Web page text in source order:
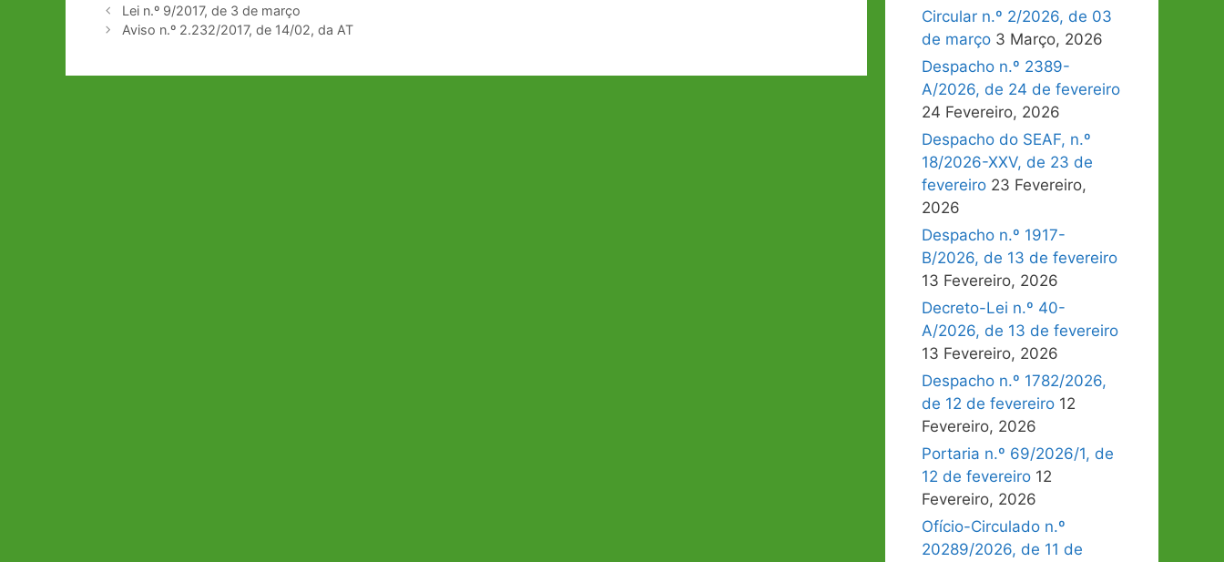
Navegação
de
Lei n.º 9/2017, de 3 de março
Aviso n.º 2.232/2017, de 14/02, da AT
Circular n.º 2/2026, de 03
de março 3 Março, 2026
Despacho n.º 2389-
A/2026, de 24 de fevereiro
24 Fevereiro, 2026
Despacho do SEAF, n.º
18/2026-XXV, de 23 de
fevereiro 23 Fevereiro,
2026
Despacho n.º 1917-
B/2026, de 13 de fevereiro
13 Fevereiro, 2026
Decreto-Lei n.º 40-
A/2026, de 13 de fevereiro
13 Fevereiro, 2026
Despacho n.º 1782/2026,
de 12 de fevereiro 12
Fevereiro, 2026
Portaria n.º 69/2026/1, de
12 de fevereiro 12
Fevereiro, 2026
Ofício-Circulado n.º
20289/2026, de 11 de